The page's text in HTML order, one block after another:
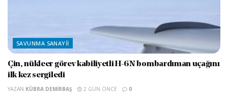
SAVUNMA SANAYII
Çin, nükleer görev kabiliyetli H-6N bombardıman uçağını
ilk kez sergiledi
YAZAN KÜBRA DEMIRBAŞ 2 GÜN ÖNCE 0